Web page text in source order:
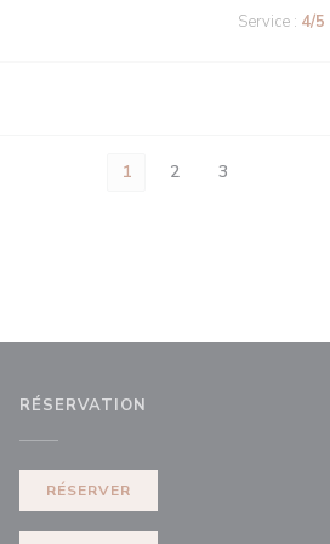
Service : 4/5
1 2 3
RÉSERVATION
RÉSERVER